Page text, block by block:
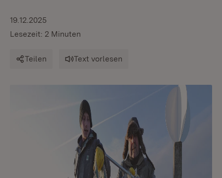
19.12.2025
Lesezeit: 2 Minuten
Teilen Text vorlesen